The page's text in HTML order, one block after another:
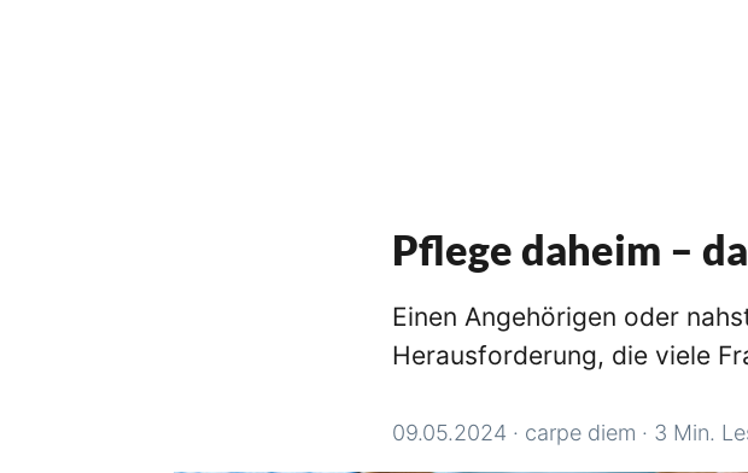
Pflege daheim –
Einen Angehörigen oder
Herausforderung, die viele
09.05.2024 · carpe diem · 3 Min.